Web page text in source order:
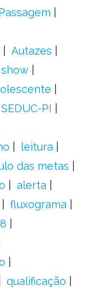
Autazes
show
SEDUC-PI
leitura
das metas
alerta
fluxograma
qualificação